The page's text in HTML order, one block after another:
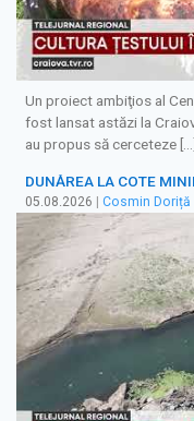
Un proiect ambiţios al
fost lansat astăzi la
au propus să cerceteze […]
DUNĂREA LA COTE
05.08.2026 Cosmin Doriță